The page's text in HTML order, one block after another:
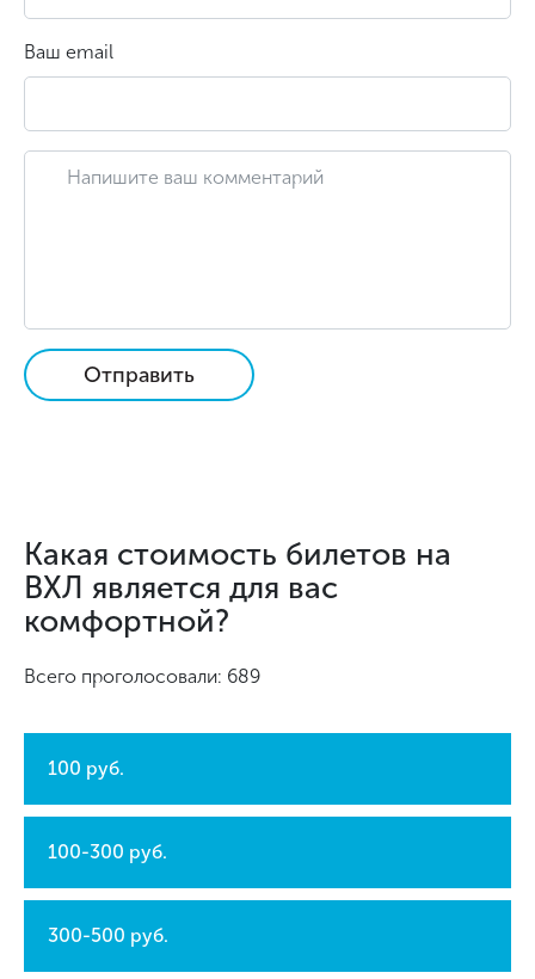
Ваш email
Отправить
Какая стоимость билетов на
ВХЛ является для вас
комфортной?
Всего проголосовали: 689
100 руб.
100-300 руб.
300-500 руб.